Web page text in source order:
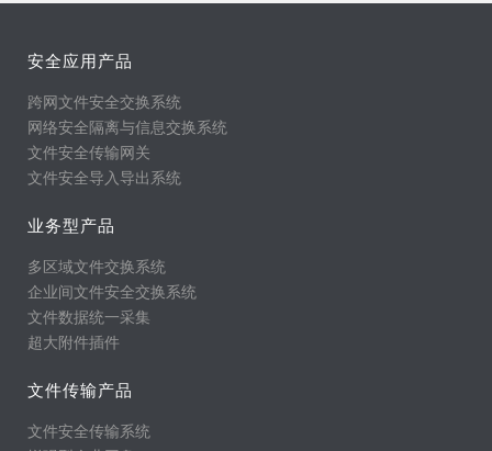
安全应用产品
跨网文件安全交换系统
网络安全隔离与信息交换系统
文件安全传输网关
文件安全导入导出系统
业务型产品
多区域文件交换系统
企业间文件安全交换系统
文件数据统一采集
超大附件插件
文件传输产品
文件安全传输系统